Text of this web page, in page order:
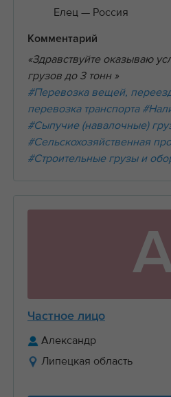
Елец — Россия
Комментарий
«Здравствуйте оказываю
грузов до 3 тонн »
#Перевозка вещей,
перевозка транспорта
#Сыпучие (навалочные)
#Сельскохозяйственная
#Строительные грузы и
Частное лицо
Александр
Липецкая область